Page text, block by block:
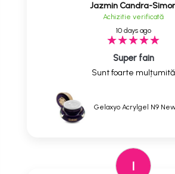
Jazmin Candra-
Achizitie verificată
10 days ago
Super fain
Sunt foarte mulțumită
Gelaxyo Acrylgel N9
I